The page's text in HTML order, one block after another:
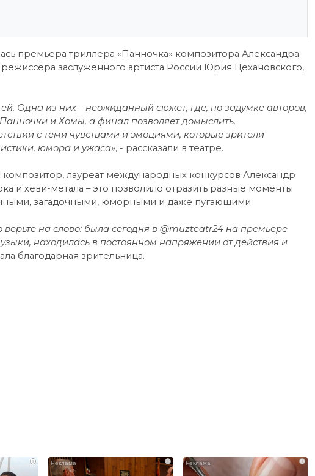
премьера триллера «Панночка» композитора Александра
заслуженного артиста России Юрия Цехановского,
Одна из них – неожиданный сюжет, где, по задумке авторов,
и Хомы, а финал позволяет домыслить,
с теми чувствами и эмоциями, которые зрители
юмора и ужаса», - рассказали в театре.
лауреат международных конкурсов Александр
и хеви-метала – это позволило отразить разные моменты
загадочными, юморными и даже пугающими.
на слово: была сегодня в @muzteatr24 на премьере
находилась в постоянном напряжении от действия и
благодарная зрительница.
i i i